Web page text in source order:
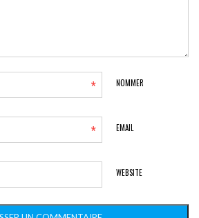
NOMMER
*
EMAIL
*
WEBSITE